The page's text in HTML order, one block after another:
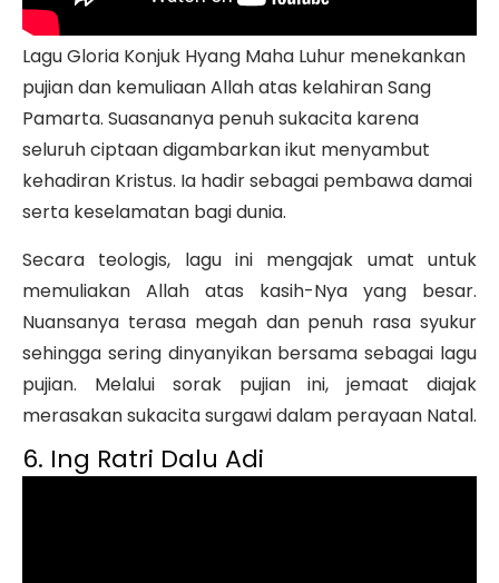
Lagu Gloria Konjuk Hyang Maha Luhur menekankan
pujian dan kemuliaan Allah atas kelahiran Sang
Pamarta. Suasananya penuh sukacita karena
seluruh ciptaan digambarkan ikut menyambut
kehadiran Kristus. Ia hadir sebagai pembawa damai
serta keselamatan bagi dunia.
Secara teologis, lagu ini mengajak umat untuk
memuliakan Allah atas kasih-Nya yang besar.
Nuansanya terasa megah dan penuh rasa syukur
sehingga sering dinyanyikan bersama sebagai lagu
pujian. Melalui sorak pujian ini, jemaat diajak
merasakan sukacita surgawi dalam perayaan Natal.
6. Ing Ratri Dalu Adi